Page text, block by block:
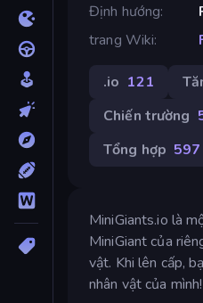
Định hướng
trang Wiki
.io 121
Chiến trường
Tổng hợp 597
MiniGiants.io là
MiniGiant của
vật. Khi lên cấp,
nhân vật của mình!